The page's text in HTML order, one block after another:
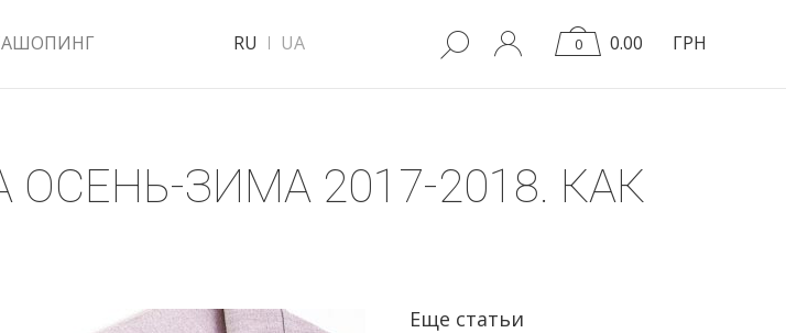
RU UA 0 0.00 ГРН
ЗИМА 2017-2018. КАК
Еще статьи